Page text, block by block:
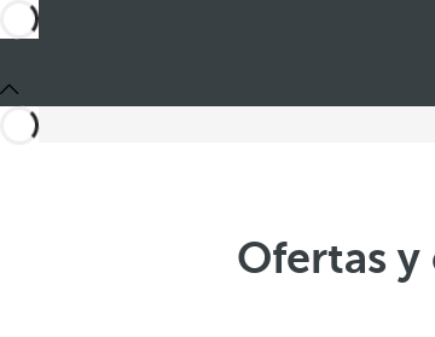
Ofertas